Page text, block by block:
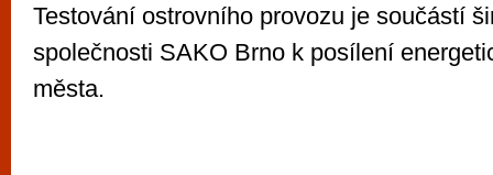
Testování ostrovního provozu je součástí
společnosti SAKO Brno k posílení
města.